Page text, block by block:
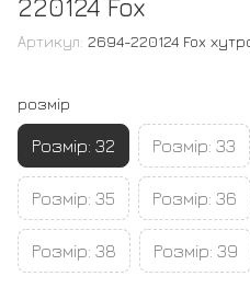
220124 Fox
Артикул: 2694-220124 Fox
розмір
Розмір: 32 Розмір: 33
Розмір: 35 Розмір: 36
Розмір: 38 Розмір: 39